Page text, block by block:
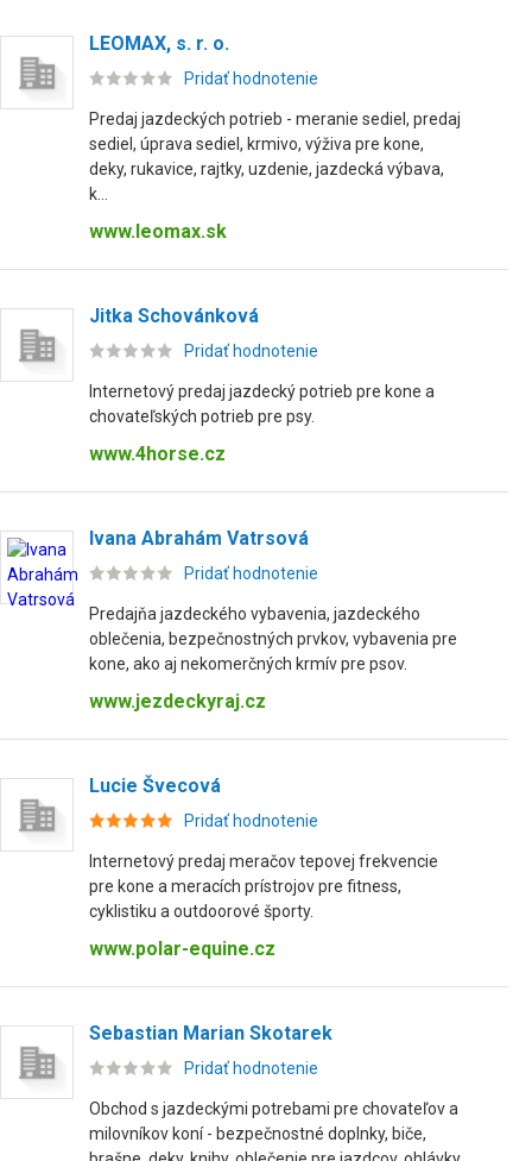
LEOMAX, s. r. o.
Pridať hodnotenie
Predaj jazdeckých potrieb - meranie sediel, predaj
sediel, úprava sediel, krmivo, výživa pre kone,
deky, rukavice, rajtky, uzdenie, jazdecká výbava,
k...
www.leomax.sk
Jitka Schovánková
Pridať hodnotenie
Internetový predaj jazdecký potrieb pre kone a
chovateľských potrieb pre psy.
www.4horse.cz
Ivana Abrahám Vatrsová
Pridať hodnotenie
Predajňa jazdeckého vybavenia, jazdeckého
oblečenia, bezpečnostných prvkov, vybavenia pre
kone, ako aj nekomerčných krmív pre psov.
www.jezdeckyraj.cz
Lucie Švecová
Pridať hodnotenie
Internetový predaj meračov tepovej frekvencie
pre kone a meracích prístrojov pre fitness,
cyklistiku a outdoorové športy.
www.polar-equine.cz
Sebastian Marian Skotarek
Pridať hodnotenie
Obchod s jazdeckými potrebami pre chovateľov a
milovníkov koní - bezpečnostné doplnky, biče,